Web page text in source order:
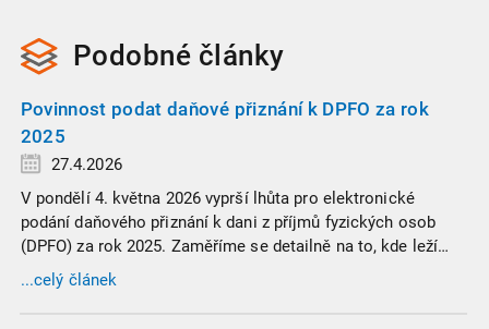
Podobné články
Povinnost podat daňové přiznání k DPFO za rok
2025
27.4.2026
V pondělí 4. května 2026 vyprší lhůta pro elektronické
podání daňového přiznání k dani z příjmů fyzických osob
(DPFO) za rok 2025. Zaměříme se detailně na to, kde leží
hranice povinnosti přiznání podat, jaké jsou nejčastější
chytáky v soubězích příjmů a na co si dát v roce 2026
...celý článek